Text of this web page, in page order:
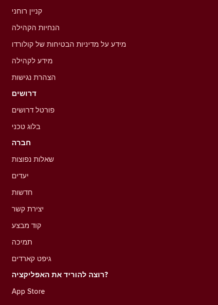
קניין רוחני
הנחיות הקהילה
מידע על מדיניות הבטיחות של קולורדו
מידע לקהילה
הצהרת נגישות
דרושים
פורטל דרושים
בלוג טכני
חברה
שאלות נפוצות
יעדים
חדשות
יצירת קשר
קוד מבצע
תמיכה
גיפט קארדים
רוצה להוריד את האפליקציה?
App Store